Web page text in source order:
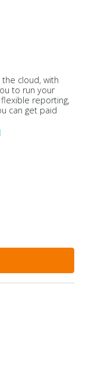
cloud, with
to run your
reporting,
can get paid